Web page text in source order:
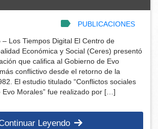
PUBLICACIONES
– Los Tiempos Digital El Centro de
Económica y Social (Ceres) presentó
que califica al Gobierno de Evo
conflictivo desde el retorno de la
El estudio titulado “Conflictos sociales
Evo Morales” fue realizado por […]
Leyendo